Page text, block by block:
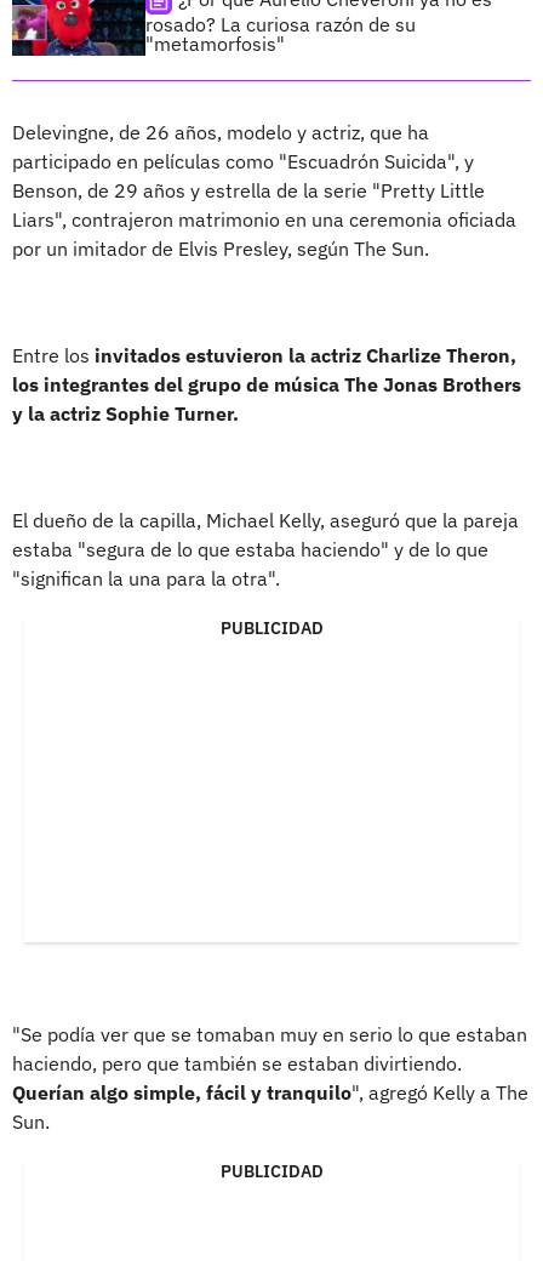
rosado? La curiosa razón de su
"metamorfosis"
Delevingne, de 26 años, modelo y actriz, que ha
participado en películas como "Escuadrón Suicida", y
Benson, de 29 años y estrella de la serie "Pretty Little
Liars", contrajeron matrimonio en una ceremonia oficiada
por un imitador de Elvis Presley, según The Sun.
Entre los invitados estuvieron la actriz Charlize Theron,
los integrantes del grupo de música The Jonas Brothers
y la actriz Sophie Turner.
El dueño de la capilla, Michael Kelly, aseguró que la pareja
estaba "segura de lo que estaba haciendo" y de lo que
"significan la una para la otra".
PUBLICIDAD
"Se podía ver que se tomaban muy en serio lo que estaban
haciendo, pero que también se estaban divirtiendo.
Querían algo simple, fácil y tranquilo", agregó Kelly a The
Sun.
PUBLICIDAD